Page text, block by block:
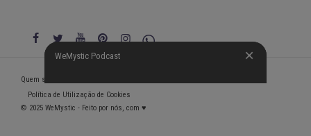
WeMystic Podcast
WeMystic Podcast
Quem somos
Política de Utilização de Cookies
© 2025 WeMystic - Feito por nós, com ♥